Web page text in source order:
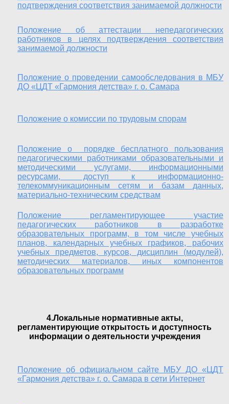
подтверждения соответствия занимаемой должности
Положение об аттестации непедагогических
работников в целях подтверждения соответствия
занимаемой должности
Положение о проведении самообследования в МБУ
ДО «ЦДТ «Гармония детства» г. о. Самара
Положение о комиссии по трудовым спорам
Положение о порядке бесплатного пользования
педагогическими работниками образовательными и
методическими услугами, информационными
ресурсами, доступ к информационно-
телекоммуникационным сетям и базам данных,
материально-техническим средствам
Положение регламентирующее участие
педагогических работников в разработке
образовательных программ, в том числе учебных
планов, календарных учебных графиков, рабочих
учебных предметов, курсов, дисциплин (модулей),
методических материалов, иных компонентов
образовательных программ
4.Локальные нормативные акты,
регламентирующие открытость и доступность
информации о деятельности учреждения
Положение об официальном сайте МБУ ДО «ЦДТ
«Гармония детства» г. о. Самара в сети Интернет